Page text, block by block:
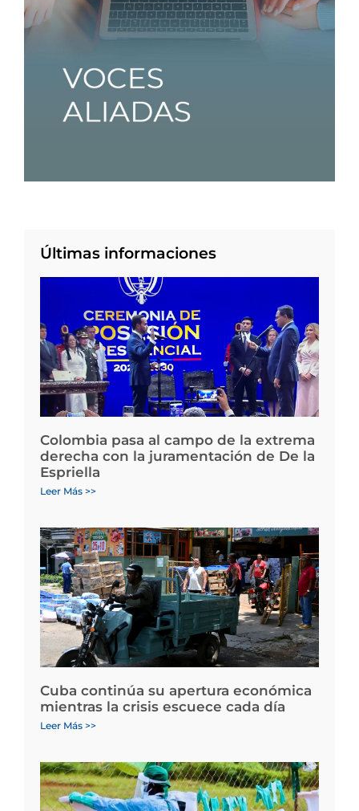
Últimas informaciones
Colombia pasa al campo de la extrema
derecha con la juramentación de De la
Espriella
Leer Más >>
Cuba continúa su apertura económica
mientras la crisis escuece cada día
Leer Más >>